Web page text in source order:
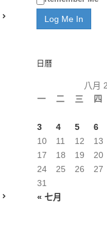
日曆
八月
一
二 三 四
« 七月
3
4 5 6
10
11 12 13
17
18 19 20
24
25 26 27
31